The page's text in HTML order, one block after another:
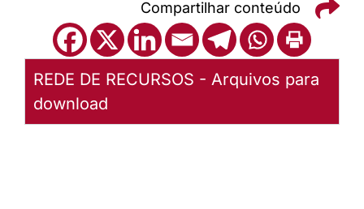
Compartilhar conteúdo
REDE DE RECURSOS - Arquivos para
download